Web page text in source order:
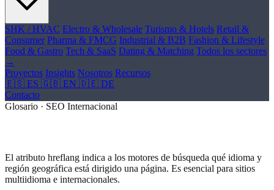
SHK / HVAC Electro & Wholesale Turismo & Hotels Retail &
Consumer Pharma & FMCG Industrial & B2B Fashion & Lifestyle
Food & Gastro Tech & SaaS Dating & Matching Todos los sectores
→
Proyectos Insights Nosotros Recursos
🇪🇸 ES 🇬🇧 EN 🇩🇪 DE
Contacto
Glosario · SEO Internacional
El atributo hreflang indica a los motores de búsqueda qué idioma y
región geográfica está dirigido una página. Es esencial para sitios
multiidioma e internacionales.